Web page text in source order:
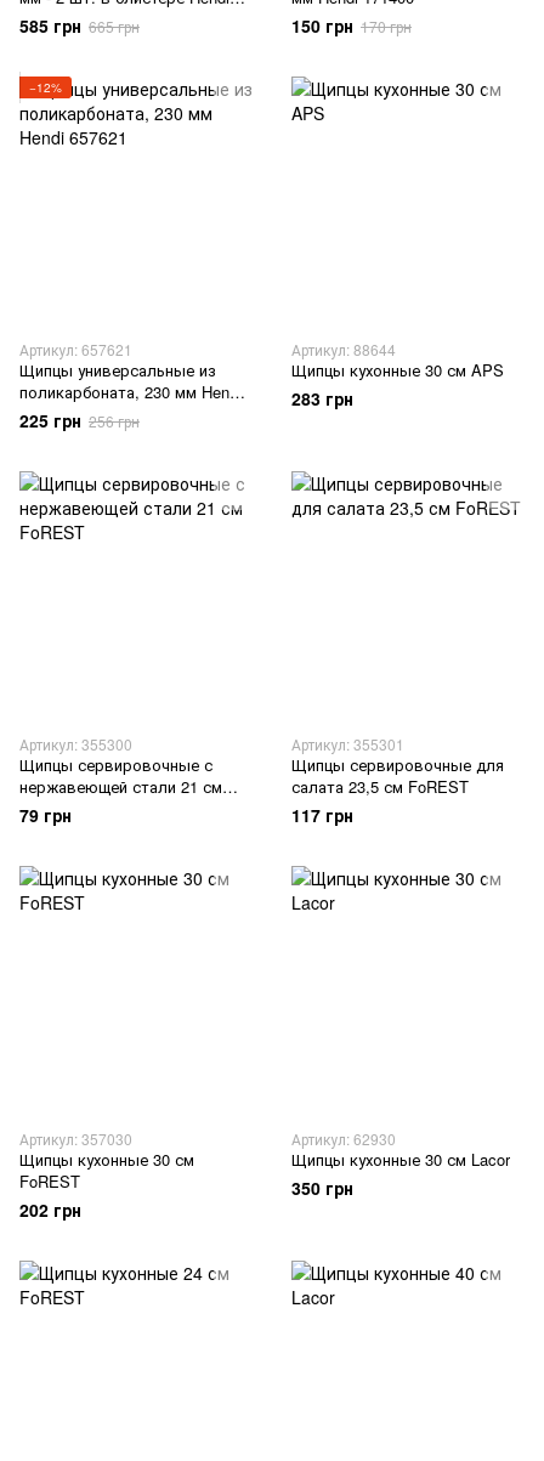
171127
585 грн 665 грн 150 грн 170 грн
−12%
Артикул: 657621
Щипцы универсальные из
поликарбоната, 230 мм Hendi
657621
225 грн 256 грн
Артикул: 88644
Щипцы кухонные 30 см APS
283 грн
Артикул: 355300
Щипцы сервировочные с
нержавеющей стали 21 см
FoREST
79 грн
Артикул: 355301
Щипцы сервировочные для
салата 23,5 см FoREST
117 грн
Артикул: 357030
Щипцы кухонные 30 см
FoREST
202 грн
Артикул: 62930
Щипцы кухонные 30 см Lacor
350 грн